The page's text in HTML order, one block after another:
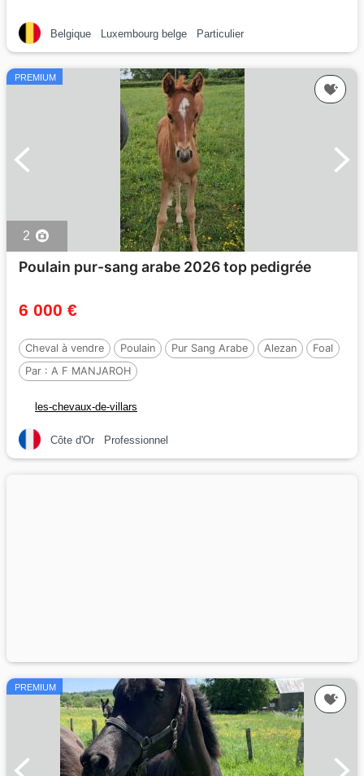
Belgique Luxembourg belge Particulier
PREMIUM
2
Poulain pur-sang arabe 2026 top pedigrée
6 000 €
Cheval à vendre Poulain Pur Sang Arabe Alezan
Foal
Par : A F MANJAROH
les-chevaux-de-villars
Côte d'Or Professionnel
PREMIUM